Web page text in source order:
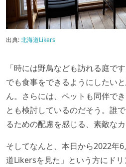
出典:北海道Likers
「時には野鳥なども訪れる庭で
でも食事をできるようにしたい
ん。さらには、ペットも同伴で
とも検討しているのだそう。誰
るための配慮を感じる、素敵なカ
そしてなんと、本日から2022年
道Likersを見た」という方にド